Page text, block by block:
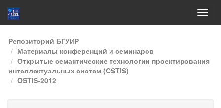
Skip
navigation
Репозиторий БГУИР
Материалы конференций и семинаров
Открытые семантические технологии проектирования
интеллектуальных систем (OSTIS)
OSTIS-2012